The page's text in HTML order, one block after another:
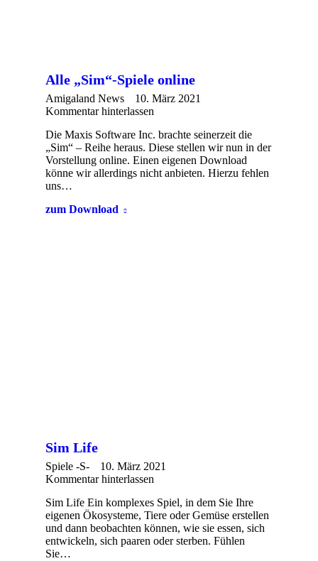
Alle „Sim“-Spiele online
Amigaland News
10. März 2021
Kommentar hinterlassen
Die Maxis Software Inc. brachte seinerzeit die
„Sim“ – Reihe heraus. Diese stellen wir nun in der
Vorstellung online. Einen eigenen Download
könne wir allerdings nicht anbieten. Hierzu fehlen
uns…
zum Download
Sim Life
Spiele -S-
10. März 2021
Kommentar hinterlassen
Sim Life Ein komplexes Spiel, in dem Sie Ihre
eigenen Ökosysteme, Tiere oder Gemüse erstellen
und dann beobachten können, wie sie essen, sich
entwickeln, sich paaren oder sterben. Fühlen
Sie…